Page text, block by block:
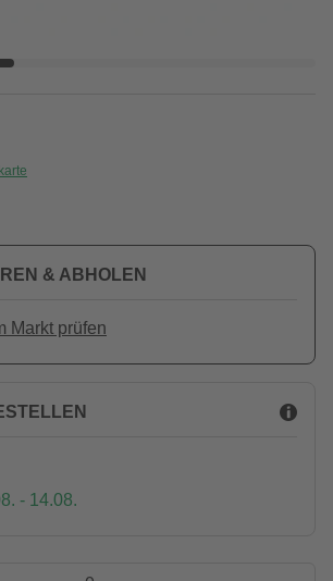
& ABHOLEN
Markt prüfen
- 14.08.